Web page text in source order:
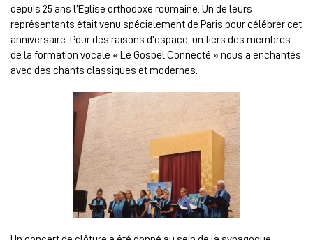
depuis 25 ans l’Eglise orthodoxe roumaine. Un de leurs
représentants était venu spécialement de Paris pour célébrer cet
anniversaire. Pour des raisons d’espace, un tiers des membres
de la formation vocale « Le Gospel Connecté » nous a enchantés
avec des chants classiques et modernes.